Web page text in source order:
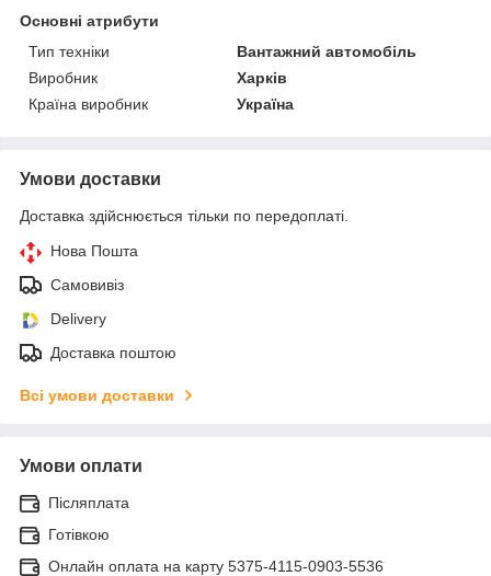
Основні атрибути
Тип техніки
Вантажний автомобіль
Виробник
Харків
Країна виробник
Україна
Умови доставки
Доставка здійснюється тільки по передоплаті.
Нова Пошта
Самовивіз
Delivery
Доставка поштою
Всі умови доставки
Умови оплати
Післяплата
Готівкою
Онлайн оплата на карту 5375-4115-0903-5536